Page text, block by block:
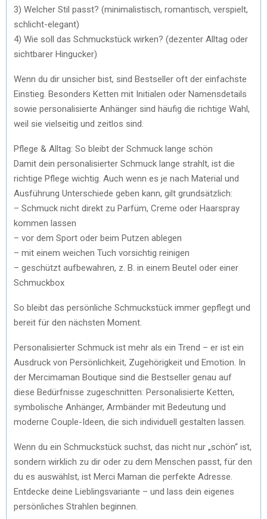
3) Welcher Stil passt? (minimalistisch, romantisch, verspielt,
schlicht-elegant)
4) Wie soll das Schmuckstück wirken? (dezenter Alltag oder
sichtbarer Hingucker)
Wenn du dir unsicher bist, sind Bestseller oft der einfachste
Einstieg. Besonders Ketten mit Initialen oder Namensdetails
sowie personalisierte Anhänger sind häufig die richtige Wahl,
weil sie vielseitig und zeitlos sind.
Pflege & Alltag: So bleibt der Schmuck lange schön
Damit dein personalisierter Schmuck lange strahlt, ist die
richtige Pflege wichtig. Auch wenn es je nach Material und
Ausführung Unterschiede geben kann, gilt grundsätzlich:
– Schmuck nicht direkt zu Parfüm, Creme oder Haarspray
kommen lassen
– vor dem Sport oder beim Putzen ablegen
– mit einem weichen Tuch vorsichtig reinigen
– geschützt aufbewahren, z. B. in einem Beutel oder einer
Schmuckbox
So bleibt das persönliche Schmuckstück immer gepflegt und
bereit für den nächsten Moment.
Personalisierter Schmuck ist mehr als ein Trend – er ist ein
Ausdruck von Persönlichkeit, Zugehörigkeit und Emotion. In
der Mercimaman Boutique sind die Bestseller genau auf
diese Bedürfnisse zugeschnitten: Personalisierte Ketten,
symbolische Anhänger, Armbänder mit Bedeutung und
moderne Couple-Ideen, die sich individuell gestalten lassen.
Wenn du ein Schmuckstück suchst, das nicht nur „schön“ ist,
sondern wirklich zu dir oder zu dem Menschen passt, für den
du es auswählst, ist Merci Maman die perfekte Adresse.
Entdecke deine Lieblingsvariante – und lass dein eigenes
persönliches Strahlen beginnen.